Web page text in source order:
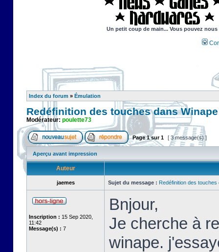
Un petit coup de main... Vous pouvez
Index du forum » Émulation
Redéfinition des touches dans Winape
Modérateur: poulette73
Page1sur1 [ 3 message(s) ]
Aperçu avant impression
Auteur
jaemes Sujet du message : Redéfinition des touches
Inscription : 15 Sep 2020,
11:42
Message(s) : 7
Bnjour,
Je cherche à
winape.